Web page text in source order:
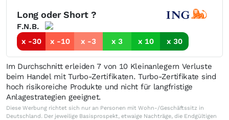
Long oder Short ?
F.N.B.
x -30
x -10 x -3 x 3 x 10 x 30
Im Durchschnitt erleiden 7 von 10 Kleinanlegern Verluste
beim Handel mit Turbo-Zertifikaten. Turbo-Zertifikate sind
hoch risikoreiche Produkte und nicht für langfristige
Anlagestrategien geeignet.
Diese Werbung richtet sich nur an Personen mit Wohn-/Geschäftssitz in
Deutschland. Der jeweilige Basisprospekt, etwaige Nachträge, die Endgültigen